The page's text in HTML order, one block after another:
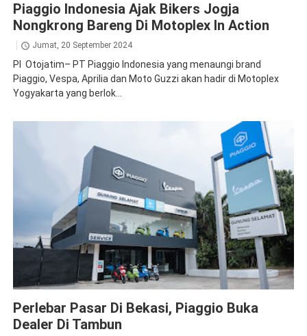
Piaggio Indonesia Ajak Bikers Jogja
Nongkrong Bareng Di Motoplex In Action
Jumat, 20 September 2024
PI Otojatim– PT Piaggio Indonesia yang menaungi brand
Piaggio, Vespa, Aprilia dan Moto Guzzi akan hadir di Motoplex
Yogyakarta yang berlok...
Perlebar Pasar Di Bekasi, Piaggio Buka
Dealer Di Tambun